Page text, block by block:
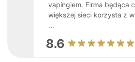
vapingiem. Firma będąca
większej sieci korzysta z
...
8.6